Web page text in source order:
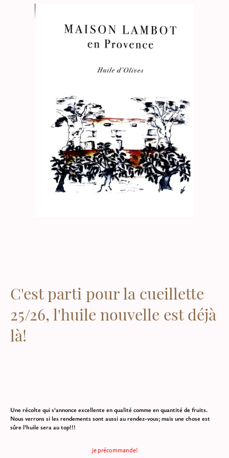
C'est parti pour la cueillette
25/26, l'huile nouvelle est déjà
là!
Une récolte qui s'annonce excellente en qualité comme en quantité de fruits.
Nous verrons si les rendements sont aussi au rendez-vous; mais une chose est
sûre l'huile sera au top!!!
je précommande!